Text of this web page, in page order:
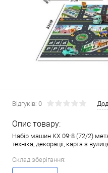
Відгуків: 0
Опис товару:
Набір машин KX 09-8 (72/2)
техніка, декорації, карта з
Склад зберігання: